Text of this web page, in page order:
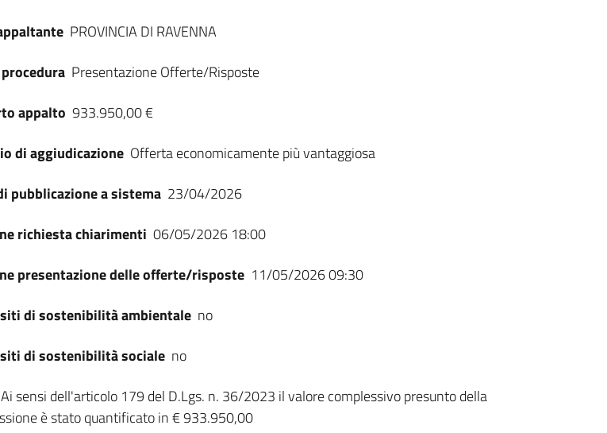
PROVINCIA DI RAVENNA
Presentazione Offerte/Risposte
appalto 933.950,00 €
di aggiudicazione Offerta economicamente più vantaggiosa
pubblicazione a sistema 23/04/2026
richiesta chiarimenti 06/05/2026 18:00
presentazione delle offerte/risposte 11/05/2026 09:30
di sostenibilità ambientale no
di sostenibilità sociale no
Ai sensi dell'articolo 179 del D.Lgs. n. 36/2023 il valore complessivo presunto della
è stato quantificato in € 933.950,00